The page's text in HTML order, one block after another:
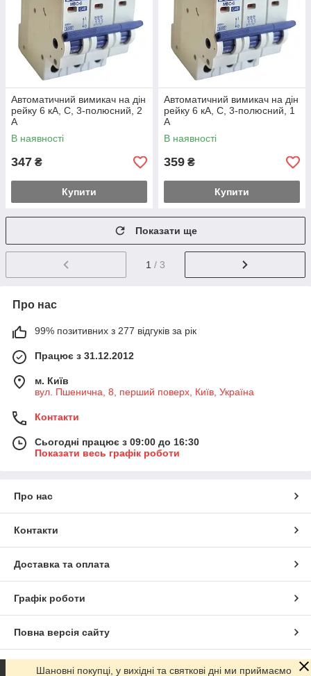
Автоматичний вимикач на дін
рейку 6 кА, С, 3-полюсний, 2
А
В наявності
347 ₴
Купити
Автоматичний вимикач на дін
рейку 6 кА, С, 3-полюсний, 1
А
В наявності
359 ₴
Купити
Показати ще
1 / 3
Про нас
99% позитивних з 277 відгуків за рік
Працює з 31.12.2012
м. Київ
вул. Пшенична, 8, перший поверх, Київ, Україна
Контакти
Сьогодні працює з 09:00 до 16:30
Показати весь графік роботи
Про нас
Контакти
Доставка та оплата
Графік роботи
Повна версія сайту
Сайт створено на маркетплейсі Prom.ua
Шановні покупці, у вихідні та святкові дні ми приймаємо